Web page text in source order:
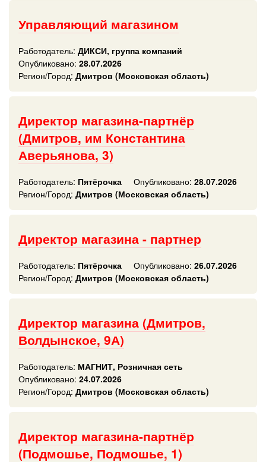
Управляющий магазином
Работодатель: ДИКСИ, группа компаний
Опубликовано: 28.07.2026
Регион/Город: Дмитров (Московская область)
Директор магазина-партнёр
(Дмитров, им Константина
Аверьянова, 3)
Работодатель: Пятёрочка Опубликовано: 28.07.2026
Регион/Город: Дмитров (Московская область)
Директор магазина - партнер
Работодатель: Пятёрочка Опубликовано: 26.07.2026
Регион/Город: Дмитров (Московская область)
Директор магазина (Дмитров,
Волдынское, 9А)
Работодатель: МАГНИТ, Розничная сеть
Опубликовано: 24.07.2026
Регион/Город: Дмитров (Московская область)
Директор магазина-партнёр
(Подмошье, Подмошье, 1)